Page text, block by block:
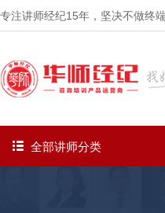
专注讲师经纪15年 ，坚决不做终
全部讲师分类